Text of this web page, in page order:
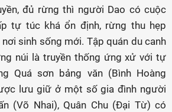
đủ rừng thì người Dao có cuộc
tự túc khá ổn định, rừng thu hẹp
sinh sống mới. Tập quán du canh
núi là truyền thống ứng xử với tự
Quá sơn bảng văn (Bình Hoàng
lưu giữ ở một số gia đình người
(Võ Nhai), Quân Chu (Đại Từ) có